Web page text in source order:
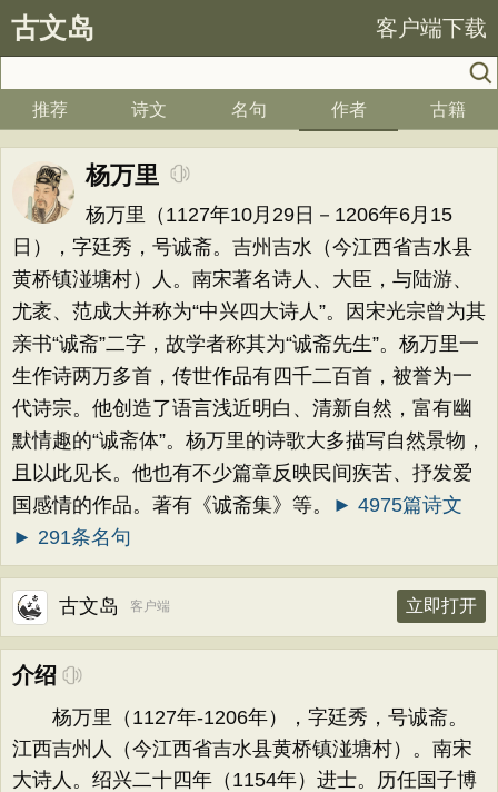
古文岛 客户端下载
推荐 诗文 名句 作者 古籍
杨万里
杨万里（1127年10月29日－1206年6月15
日），字廷秀，号诚斋。吉州吉水（今江西省吉水县
黄桥镇湴塘村）人。南宋著名诗人、大臣，与陆游、
尤袤、范成大并称为“中兴四大诗人”。因宋光宗曾为其
亲书“诚斋”二字，故学者称其为“诚斋先生”。杨万里一
生作诗两万多首，传世作品有四千二百首，被誉为一
代诗宗。他创造了语言浅近明白、清新自然，富有幽
默情趣的“诚斋体”。杨万里的诗歌大多描写自然景物，
且以此见长。他也有不少篇章反映民间疾苦、抒发爱
国感情的作品。著有《诚斋集》等。
► 4975篇诗文
► 291条名句
古文岛 客户端 立即打开
介绍
杨万里（1127年-1206年），字廷秀，号诚斋。
江西吉州人（今江西省吉水县黄桥镇湴塘村）。南宋
大诗人。绍兴二十四年（1154年）进士。历任国子博